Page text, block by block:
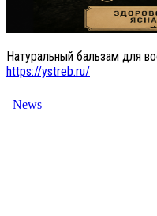
Натуральный бальзам для
https://ystreb.ru/